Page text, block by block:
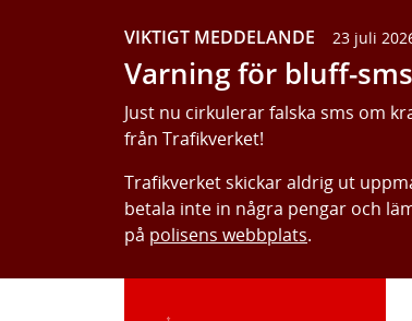
VIKTIGT MEDDELANDE 23 juli
Varning för bluff-sms
Just nu cirkulerar falska sms om
från Trafikverket!
Trafikverket skickar aldrig ut
betala inte in några pengar och
på polisens webbplats.